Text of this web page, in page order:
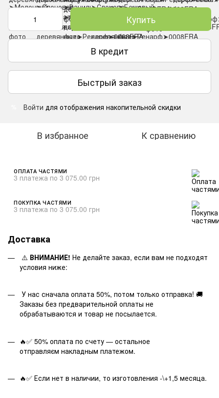
Купить
В кредит
Быстрый заказ
Войти для отображения накопительной скидки
В избранное К сравнению
ОПЛАТА ЧАСТЯМИ
3 платежа по 3 075.00 грн
ПОКУПКА ЧАСТЯМИ
3 платежа по 3 075.00 грн
Доставка
⚠️ ВНИМАНИЕ! Не делайте заказ, если вам не подходят
условия ниже:
У нас сначала оплата 50%, потом только отправка! 🚚
Заказы без предварительной оплаты не
обрабатываются и товар не посылается.
🔥✅ 50% оплата по счету — остальное
отправляєм накладным платежом.
🔥✅ Если нет в наличии, то изготовления -\+1,5 месяца.